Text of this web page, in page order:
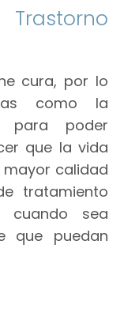
cura, por lo
como la
para poder
que la vida
calidad
tratamiento
cuando sea
que puedan